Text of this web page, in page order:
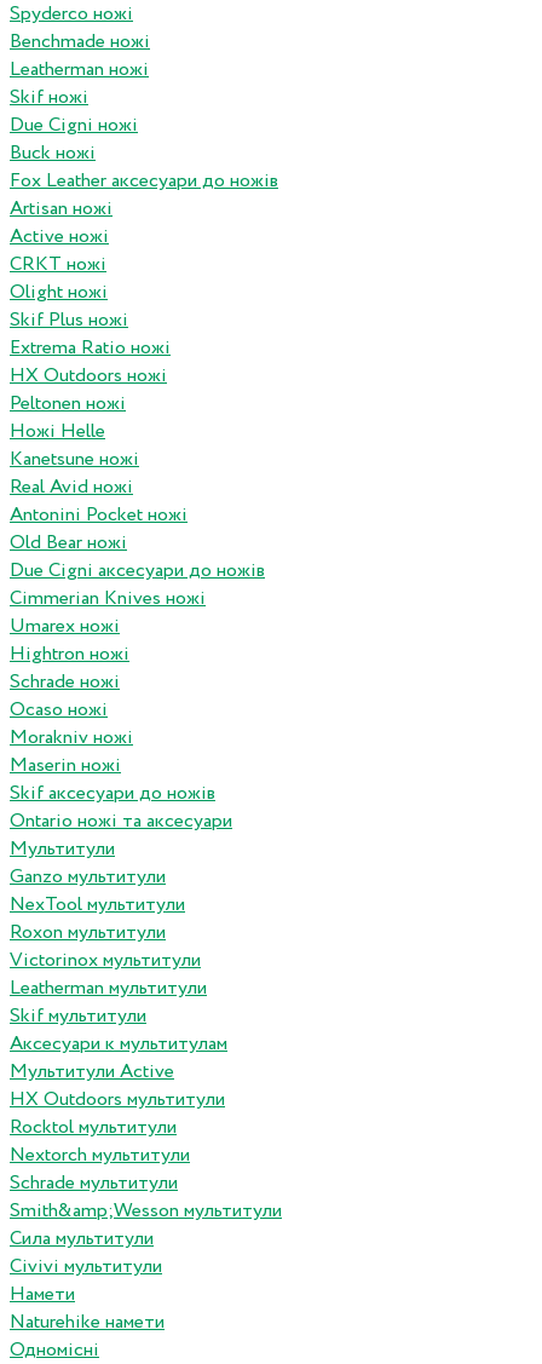
Spyderco ножі
Benchmade ножі
Leatherman ножі
Skif ножі
Due Cigni ножі
Buck ножі
Fox Leather аксесуари до ножів
Artisan ножі
Active ножі
CRKT ножі
Olight ножі
Skif Plus ножі
Extrema Ratio ножі
HX Outdoors ножі
Peltonen ножі
Ножі Helle
Kanetsune ножі
Real Avid ножі
Antonini Pocket ножі
Old Bear ножі
Due Cigni аксесуари до ножів
Cimmerian Knives ножі
Umarex ножі
Hightron ножі
Schrade ножі
Ocaso ножі
Morakniv ножі
Maserin ножі
Skif аксесуари до ножів
Ontario ножі та аксесуари
Мультитули
Ganzo мультитули
NexTool мультитули
Roxon мультитули
Victorinox мультитули
Leatherman мультитули
Skif мультитули
Аксесуари к мультитулам
Мультитули Active
HX Outdoors мультитули
Rocktol мультитули
Nextorch мультитули
Schrade мультитули
Smith&amp;Wesson мультитули
Сила мультитули
Civivi мультитули
Намети
Naturehike намети
Одномісні